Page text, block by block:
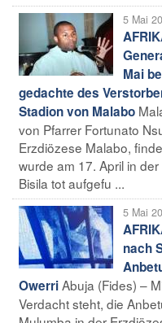
5 Mai
Mai
gedachte des
Stadion von Malabo
von Pfarrer Fortunato
Erzdiözese Malabo,
wurde am 17. April in
Bisila tot aufgefu ...
5 Mai
nach
OwerriAbuja (Fides) –
Verdacht steht, die